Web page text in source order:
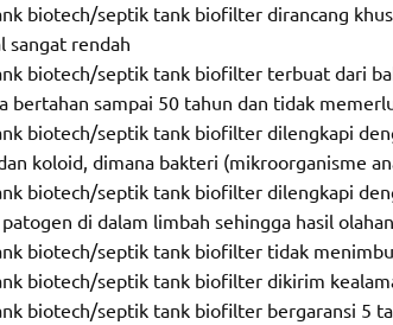
biotech/septik tank biofilter dirancang
sangat rendah
biotech/septik tank biofilter terbuat dari
bertahan sampai 50 tahun dan tidak
biotech/septik tank biofilter dilengkapi
koloid, dimana bakteri (mikroorganisme
biotech/septik tank biofilter dilengkapi
di dalam limbah sehingga hasil
biotech/septik tank biofilter tidak
biotech/septik tank biofilter dikirim
biotech/septik tank biofilter bergaransi 5